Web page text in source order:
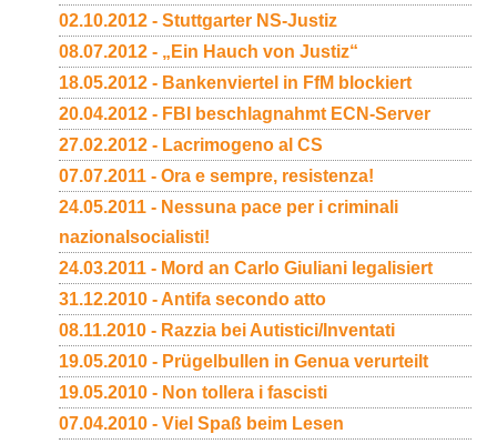
02.10.2012 - Stuttgarter NS-Justiz
08.07.2012 - „Ein Hauch von Justiz“
18.05.2012 - Bankenviertel in FfM blockiert
20.04.2012 - FBI beschlagnahmt ECN-Server
27.02.2012 - Lacrimogeno al CS
07.07.2011 - Ora e sempre, resistenza!
24.05.2011 - Nessuna pace per i criminali
nazionalsocialisti!
24.03.2011 - Mord an Carlo Giuliani legalisiert
31.12.2010 - Antifa secondo atto
08.11.2010 - Razzia bei Autistici/Inventati
19.05.2010 - Prügelbullen in Genua verurteilt
19.05.2010 - Non tollera i fascisti
07.04.2010 - Viel Spaß beim Lesen